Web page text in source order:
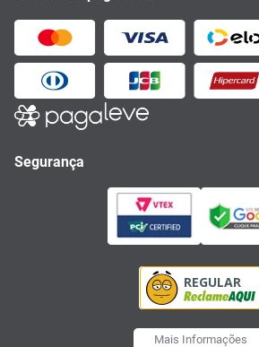
Segurança
Mais Informações